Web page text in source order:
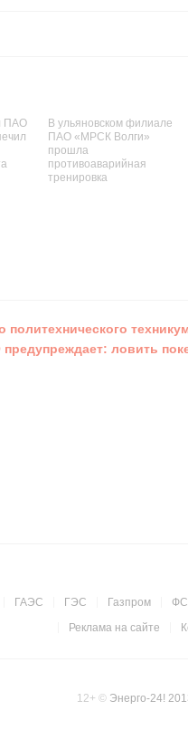
ПАО
В ульяновском филиале
ПАО «МРСК Волги»
прошла
противоаварийная
тренировка
политехнического
ловить
ГАЭС ГЭС Газпром
Реклама на сайте
12+ © Энерго-24!